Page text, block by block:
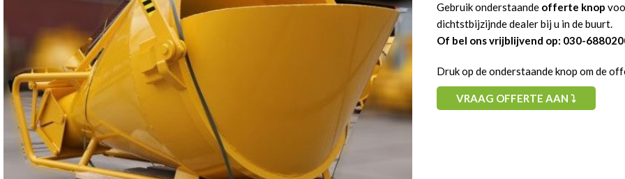
Gebruik onderstaande offerte knop
dichtstbijzijnde dealer bij u in de buurt.
Of bel ons vrijblijvend op: 030-
Druk op de onderstaande knop om de
VRAAG OFFERTE AAN ⤵